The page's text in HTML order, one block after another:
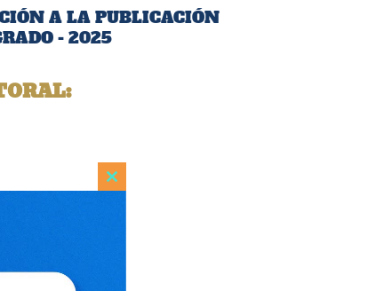
A LA PUBLICACIÓN
- 2025
Close